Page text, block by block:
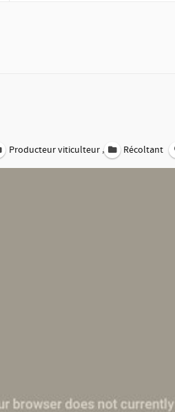
Producteur viticulteur, Récoltant